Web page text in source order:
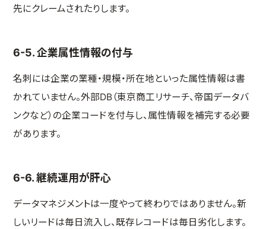
先にクレームされたりします。
6-5. 企業属性情報の付与
名刺には企業の業種・規模・所在地といった属性情報は書
かれていません。外部DB（東京商工リサーチ、帝国データバ
ンクなど）の企業コードを付与し、属性情報を補完する必要
があります。
6-6. 継続運用が肝心
データマネジメントは一度やって終わりではありません。新
しいリードは毎日流入し、既存レコードは毎日劣化します。